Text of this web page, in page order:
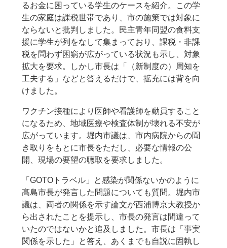
るお金に困っている学生のケースを紹介。この学
生の家庭は課税世帯であり、市の施策では対象に
ならないと批判しました。民主青年同盟の食料支
援に学生が列をなして集まっており、課税・非課
税を問わず困窮が広がっている状況も示し、対象
拡大を要求。しかし市長は「（新制度の）周知を
工夫する」などと答えるだけで、拡充には背を向
けました。
ワクチン接種により医師や看護師を動員すること
になるため、地域医療や検査体制が壊れる不安が
広がっています。堀内市議は、市内病院からの聞
き取りをもとに市長をただし、必要な情報の公
開、現場の要望の聴取を要求しました。
「GOTOトラベル」と感染が関係ないかのように
髙島市長が発言した問題についても質問。堀内市
議は、両者の関係を示す論文が西浦博京大教授か
ら出されたことを提示し、市長の発言は間違って
いたのではないかと追及しました。市長は「事実
関係を示した」と答え、あくまでも自説に固執し